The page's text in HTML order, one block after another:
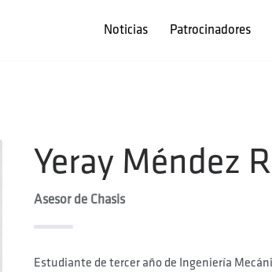
Noticias Patrocinadores
Yeray Méndez
Asesor de Chasis
Estudiante de tercer año de Ingeniería